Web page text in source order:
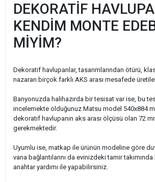
DEKORATİF
KENDİM MONTE
MİYİM?
Dekoratif havlupanlar, tasarımlarından ötürü,
nazaran birçok farklı AKS arası mesafede
Banyonuzda halihazırda bir tesisat var ise, bu
incelemekte olduğunuz Matsu model 540x884
dekoratif havlupanın aks arası ölçüsü olan 72
gerekmektedir.
Uyumlu ise, matkap ile ürünün modeline göre
vana bağlantılarını da evinizdeki tamir
anahtar yardımı ile yapabilirsiniz.